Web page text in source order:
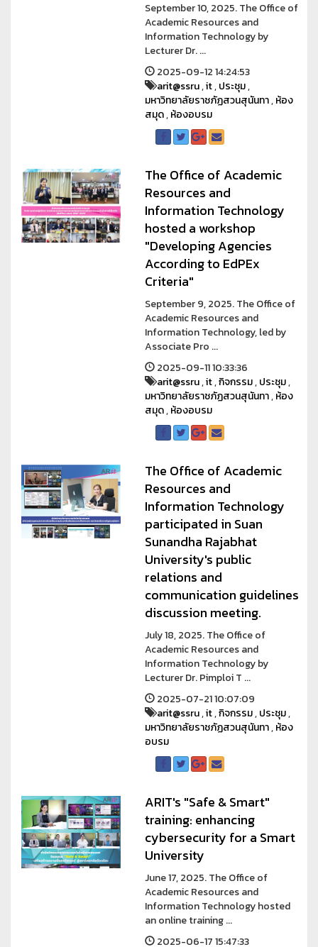
September 10, 2025. The Office of
Academic Resources and
Information Technology by
Lecturer Dr. ...
2025-09-12 14:24:53
arit@ssru,it,ประชุม,
มหาวิทยาลัยราชภัฏสวนสุนันทา,ห้อง
สมุด,ห้องอบรม
The Office of Academic
Resources and
Information Technology
hosted a workshop
"Developing Agencies
According to EdPEx
Criteria"
September 9, 2025. The Office of
Academic Resources and
Information Technology, led by
Associate Pro ...
2025-09-11 10:33:36
arit@ssru,it,กิจกรรม,ประชุม,
มหาวิทยาลัยราชภัฏสวนสุนันทา,ห้อง
สมุด,ห้องอบรม
The Office of Academic
Resources and
Information Technology
participated in Suan
Sunandha Rajabhat
University's public
relations and
communication guidelines
discussion meeting.
July 18, 2025. The Office of
Academic Resources and
Information Technology by
Lecturer Dr. Pimploi T ...
2025-07-21 10:07:09
arit@ssru,it,กิจกรรม,ประชุม,
มหาวิทยาลัยราชภัฏสวนสุนันทา,ห้อง
อบรม
ARIT's "Safe & Smart"
training: enhancing
cybersecurity for a Smart
University
June 17, 2025. The Office of
Academic Resources and
Information Technology hosted
an online training ...
2025-06-17 15:47:33